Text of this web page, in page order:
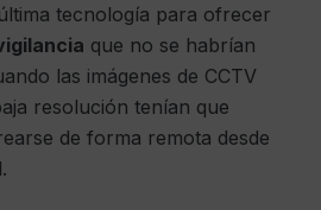
tecnología para ofrecer
que no se habrían
las imágenes de CCTV
resolución tenían que
de forma remota desde